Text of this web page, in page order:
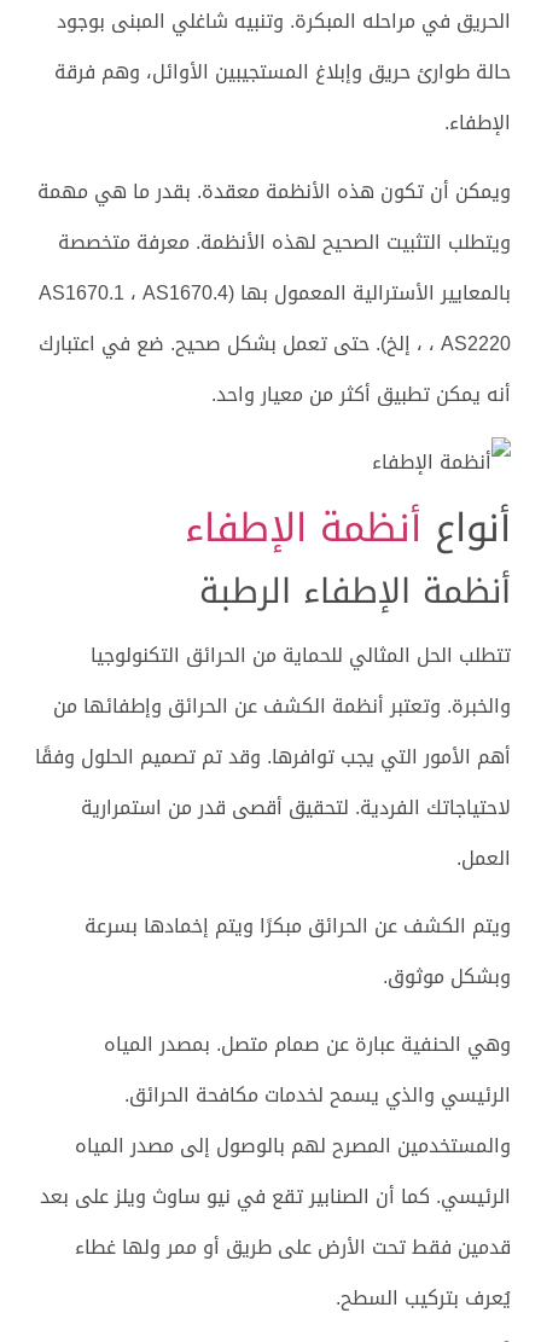
الحريق في مراحله المبكرة. وتنبيه شاغلي المبنى بوجود
حالة طوارئ حريق وإبلاغ المستجيبين الأوائل، وهم فرقة
الإطفاء.
ويمكن أن تكون هذه الأنظمة معقدة. بقدر ما هي مهمة
ويتطلب التثبيت الصحيح لهذه الأنظمة. معرفة متخصصة
بالمعايير الأسترالية المعمول بها (AS1670.1 ، AS1670.4
، AS2220 ، إلخ). حتى تعمل بشكل صحيح. ضع في اعتبارك
أنه يمكن تطبيق أكثر من معيار واحد.
أنواع أنظمة الإطفاء
أنظمة الإطفاء الرطبة
تتطلب الحل المثالي للحماية من الحرائق التكنولوجيا
والخبرة. وتعتبر أنظمة الكشف عن الحرائق وإطفائها من
أهم الأمور التي يجب توافرها. وقد تم تصميم الحلول وفقًا
لاحتياجاتك الفردية. لتحقيق أقصى قدر من استمرارية
العمل.
ويتم الكشف عن الحرائق مبكرًا ويتم إخمادها بسرعة
وبشكل موثوق.
وهي الحنفية عبارة عن صمام متصل. بمصدر المياه
الرئيسي والذي يسمح لخدمات مكافحة الحرائق.
والمستخدمين المصرح لهم بالوصول إلى مصدر المياه
الرئيسي. كما أن الصنابير تقع في نيو ساوث ويلز على بعد
قدمين فقط تحت الأرض على طريق أو ممر ولها غطاء
يُعرف بتركيب السطح.